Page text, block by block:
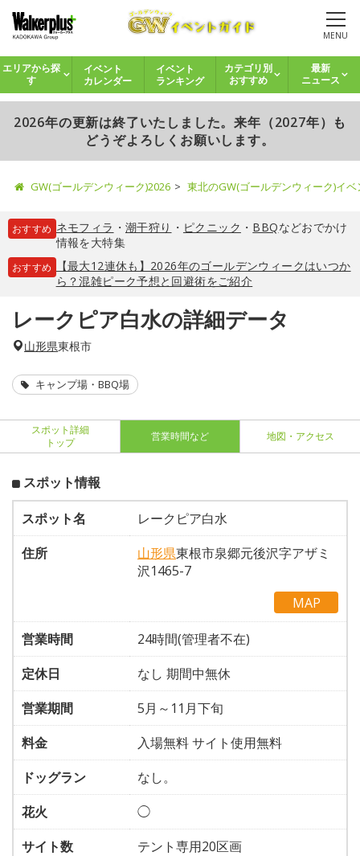
MENU
エリアから探
す
イベント
カレンダー
イベント
ランキング
カテゴリ別
おすすめ
最新
ニュース
2026年の更新は終了いたしました。来年（2027年）も
どうぞよろしくお願いします。
GW(ゴールデンウィーク)2026 東北のGW(ゴールデンウィーク)イ
おすすめ ネモフィラ ・ 潮干狩り ・ ピクニック ・ BBQなどおでかけ
情報を大特集
おすすめ
【最大12連休も】2026年のゴールデンウィークはいつか
ら？混雑ピーク予想と回避術をご紹介
レークピア白水の詳細データ
山形県東根市
キャンプ場・BBQ場
スポット詳細
トップ
営業時間など 地図・アクセス
スポット情報
スポット名
レークピア白水
住所
山形県東根市泉郷元後沢字アザミ
沢1465-7
MAP
営業時間
24時間(管理者不在)
定休日
なし 期間中無休
営業期間
5月～11月下旬
料金
入場無料 サイト使用無料
ドッグラン
なし。
花火
◯
サイト数
テント専用20区画